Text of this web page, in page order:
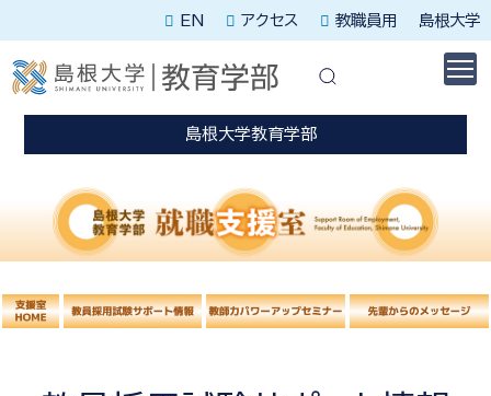
EN アクセス 教職員用 島根大学
島根大学教育学部
休講に関する情報はこちらを確認してください。
災害発生時はこちらを確認してください。